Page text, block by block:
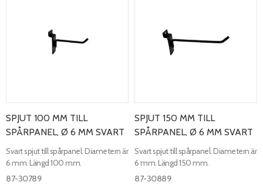
SPJUT 100 MM TILL
SPÅRPANEL, Ø 6 MM SVART
Svart spjut till spårpanel. Diametern är
6 mm. Längd 100 mm.
87-30789
SPJUT 150 MM TILL
SPÅRPANEL, Ø 6 MM SVART
Svart spjut till spårpanel. Diametern är
6 mm. Längd 150 mm.
87-30889